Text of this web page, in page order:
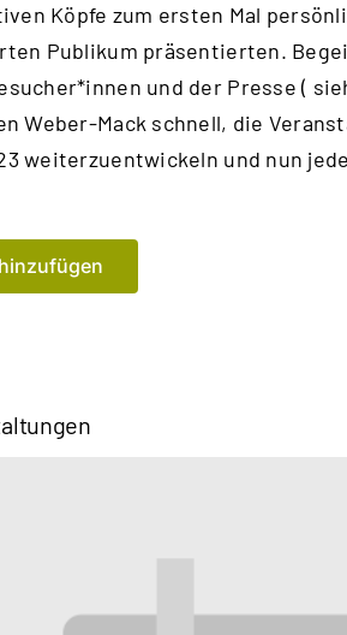
Köpfe zum ersten Mal
Publikum präsentierten.
und der Presse (
Weber-Mack schnell, die
weiterzuentwickeln und nun